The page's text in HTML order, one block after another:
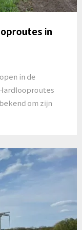
in
in de
om zijn